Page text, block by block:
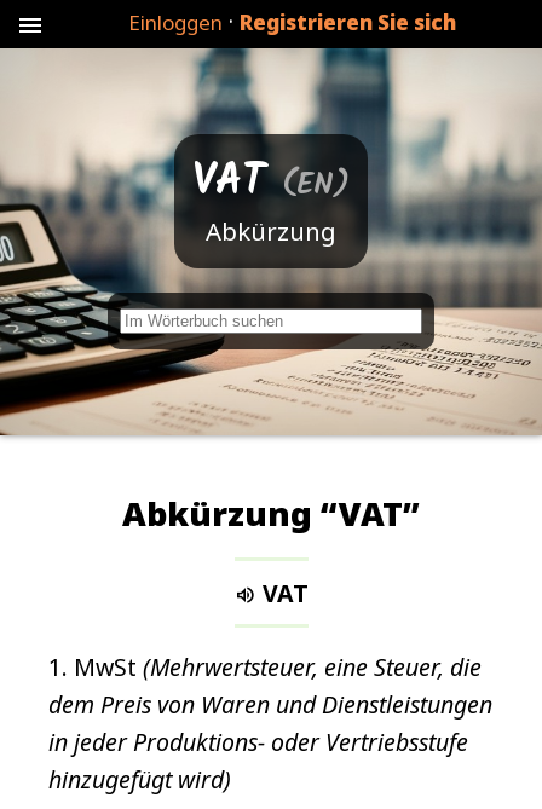
menu Einloggen · Registrieren Sie sich
VAT(EN)
Abkürzung
W
o
r
t
n
f
u
n
Abkürzung “VAT”
 VAT
MwSt (Mehrwertsteuer, eine Steuer, die
dem Preis von Waren und Dienstleistungen
in jeder Produktions- oder Vertriebsstufe
hinzugefügt wird)